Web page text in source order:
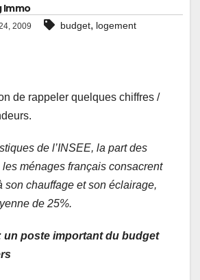
Immo
2009 budget, logement
de rappeler quelques chiffres /
de l’INSEE, la part des
ménages français consacrent
son chauffage et son éclairage,
de 25%.
un poste important du budget